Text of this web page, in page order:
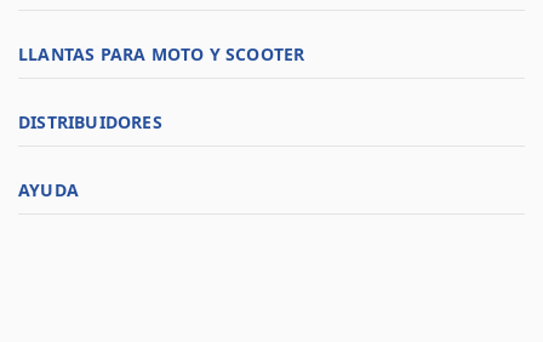
LLANTAS PARA MOTO Y SCOOTER
DISTRIBUIDORES
AYUDA